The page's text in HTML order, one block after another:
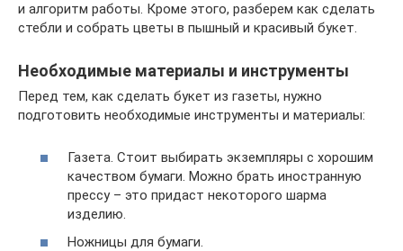
и алгоритм работы. Кроме этого, разберем как сделать
стебли и собрать цветы в пышный и красивый букет.
Необходимые материалы и инструменты
Перед тем, как сделать букет из газеты, нужно
подготовить необходимые инструменты и материалы:
Газета. Стоит выбирать экземпляры с хорошим
качеством бумаги. Можно брать иностранную
прессу – это придаст некоторого шарма
изделию.
Ножницы для бумаги.